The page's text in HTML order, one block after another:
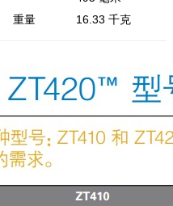
重量
16.33 千克